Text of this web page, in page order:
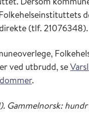
(tlf. 21076348).
ved utbrudd, se
.
Gammelnorsk: